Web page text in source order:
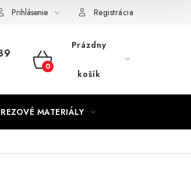
Prihlásenie Registrácia
NÁKUPNÝ
Prázdny
košík
MATERIÁLY